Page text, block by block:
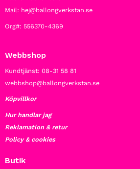
Mail: hej@ballongverkstan.se
Org#: 556370-4369
Webbshop
Kundtjänst: 08-31 58 81
webbshop@ballongverkstan.se
Köpvillkor
Hur handlar jag
Reklamation & retur
Policy & cookies
Butik